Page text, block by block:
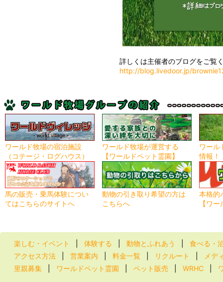
詳しくは主催者のブログをご覧
http://blog.livedoor.jp/
ワールド牧場の宿泊施設
（コテージ・ログハウス）
ワールド牧場が運営する
【ワールドペット霊園】
ワール
情報！
馬の販売・乗馬体験につい
てはこちらのサイトへ
動物の引き取り希望の方は
こちらへ
本格的
【ワ
楽しむ・イベント 体験する 動物とふれあう
食べる・
アクセス方法
営業案内 料金一覧 リクルート
メデ
里親募集
ワールドペット霊園 ペット販売 WRHC